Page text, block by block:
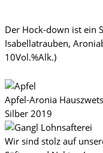
Der Hock-down ist ein
Isabellatrauben,
10Vol.%Alk.)
Apfel-Aronia
Silber 2019
Wir sind stolz auf